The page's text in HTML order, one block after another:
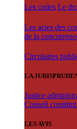
Les codes Le
Les actes des
de la
Circulaires
LA
Justice
Conseil
LES AVIS